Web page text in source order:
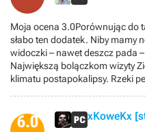
Moja ocena 3.0Porównując do
słabo ten dodatek. Niby mamy
widoczki – nawet deszcz pada – no właśnie w Fallout’cie deszcz.
Największą bolączkom wizyty
klimatu postapokalipsy. Rzeki
ogóle nie wciągająca.
6.0 xKoweKx